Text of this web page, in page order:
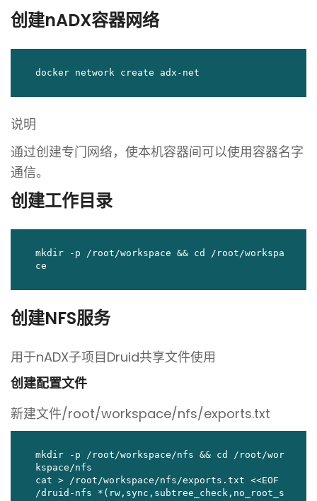
创建nADX容器网络
docker network create adx-net
说明
通过创建专门网络，使本机容器间可以使用容器名字
通信。
创建工作目录
mkdir -p /root/workspace && cd /root/workspa
ce
创建NFS服务
用于nADX子项目Druid共享文件使用
创建配置文件
新建文件/root/workspace/nfs/exports.txt
mkdir -p /root/workspace/nfs && cd /root/wor
kspace/nfs
cat > /root/workspace/nfs/exports.txt <<EOF
/druid-nfs *(rw,sync,subtree_check,no_root_s